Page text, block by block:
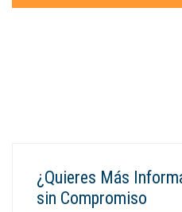
¿Quieres Más
sin Compromiso